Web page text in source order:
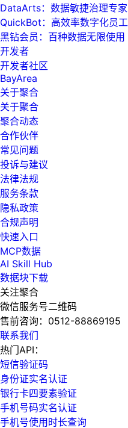
DataArts：数据敏捷治理专家
QuickBot：高效率数字化员工
黑钻会员：百种数据无限使用
开发者
开发者社区
BayArea
关于聚合
关于聚合
聚合动态
合作伙伴
常见问题
投诉与建议
法律法规
服务条款
隐私政策
合规声明
快速入口
MCP数据
AI Skill Hub
数据块下载
关注聚合
微信服务号二维码
售前咨询： 0512-88869195
联系我们
热门API：
短信验证码
身份证实名认证
银行卡四要素验证
手机号码实名认证
手机号使用时长查询